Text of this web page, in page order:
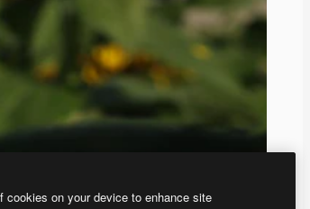
cookies on your device to enhance site